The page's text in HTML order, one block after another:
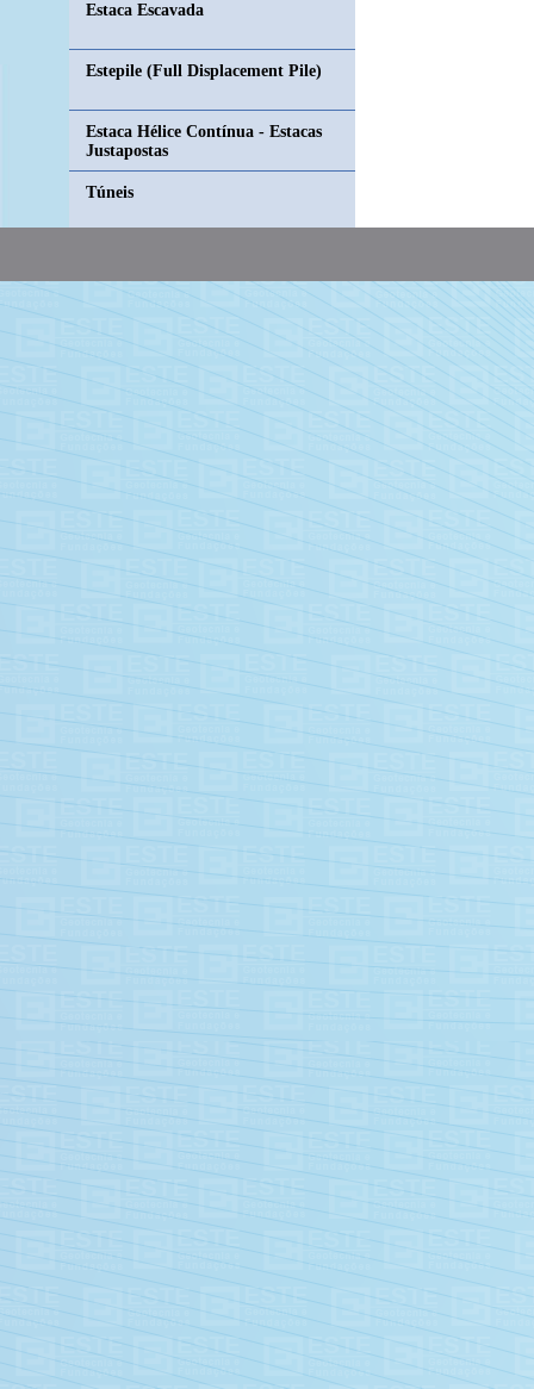
Estaca Escavada
Estepile (Full Displacement Pile)
Estaca Hélice Contínua - Estacas
Justapostas
Túneis
Jet Grouting
Rotocrete (Deep Soil Mixing)
CGC (Compaction Grouting
Column)
Estaca de Brita - Estaca de Areia -
Ringtrac
Injeção e consolidação de Solos
Congelamento de Solos